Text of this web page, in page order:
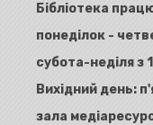
Бібліотека
понеділок -
субота-неділя з
Вихідний день:
зала